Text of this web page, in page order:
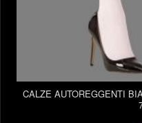
CALZE AUTOREGGENTI